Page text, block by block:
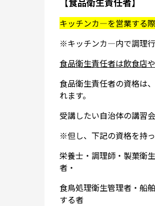
キッチンカ―を営業する
※キッチンカ―内で調理行
食品衛生責任者は飲食店
食品衛生責任者の資格は
れます。
受講したい自治体の講習
※但し、下記の資格を持
栄養士・調理師・製菓衛
者・
食鳥処理衛生管理者・船
する者